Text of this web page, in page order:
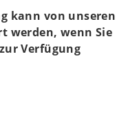
kann von unseren
werden, wenn Sie
Verfügung